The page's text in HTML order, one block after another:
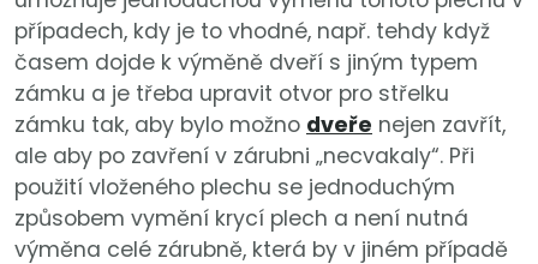
případech, kdy je to vhodné, např. tehdy když
časem dojde k výměně dveří s jiným typem
zámku a je třeba upravit otvor pro střelku
zámku tak, aby bylo možno dveře nejen zavřít,
ale aby po zavření v zárubni „necvakaly“. Při
použití vloženého plechu se jednoduchým
způsobem vymění krycí plech a není nutná
výměna celé zárubně, která by v jiném případě